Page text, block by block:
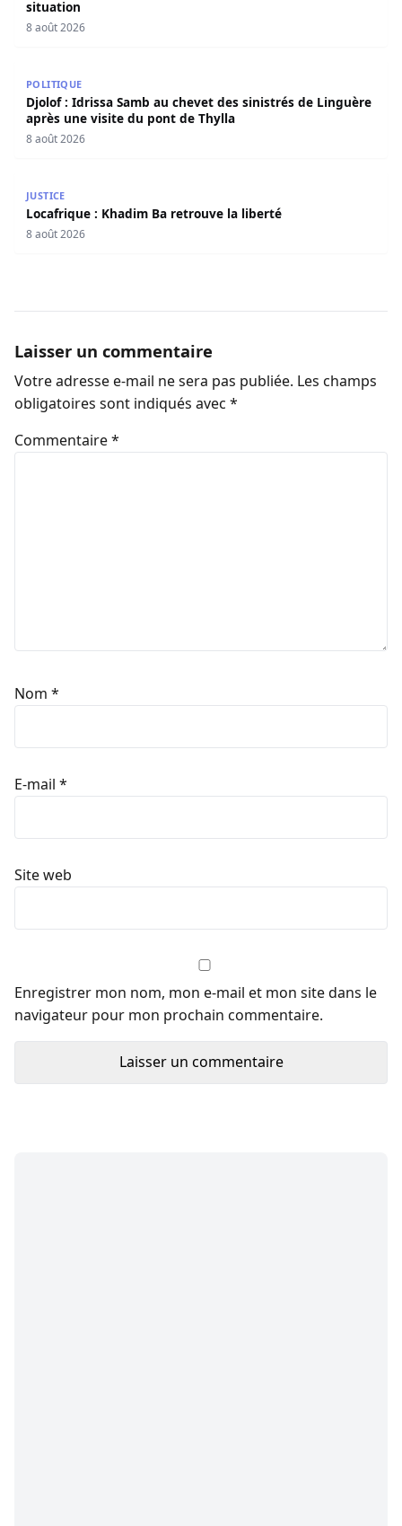
situation
8 août 2026
POLITIQUE
Djolof : Idrissa Samb au chevet des sinistrés de Linguère
après une visite du pont de Thylla
8 août 2026
JUSTICE
Locafrique : Khadim Ba retrouve la liberté
8 août 2026
Laisser un commentaire
Votre adresse e-mail ne sera pas publiée. Les champs
obligatoires sont indiqués avec *
Commentaire*
Nom *
E-mail *
Site web
Enregistrer mon nom, mon e-mail et mon site dans le
navigateur pour mon prochain commentaire.